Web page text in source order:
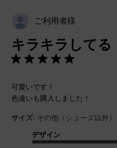
ご利用者様
キラキラしてる
可愛いです！
色違いも購入しました！
サイズ: その他（シューズ以外）
デザイン